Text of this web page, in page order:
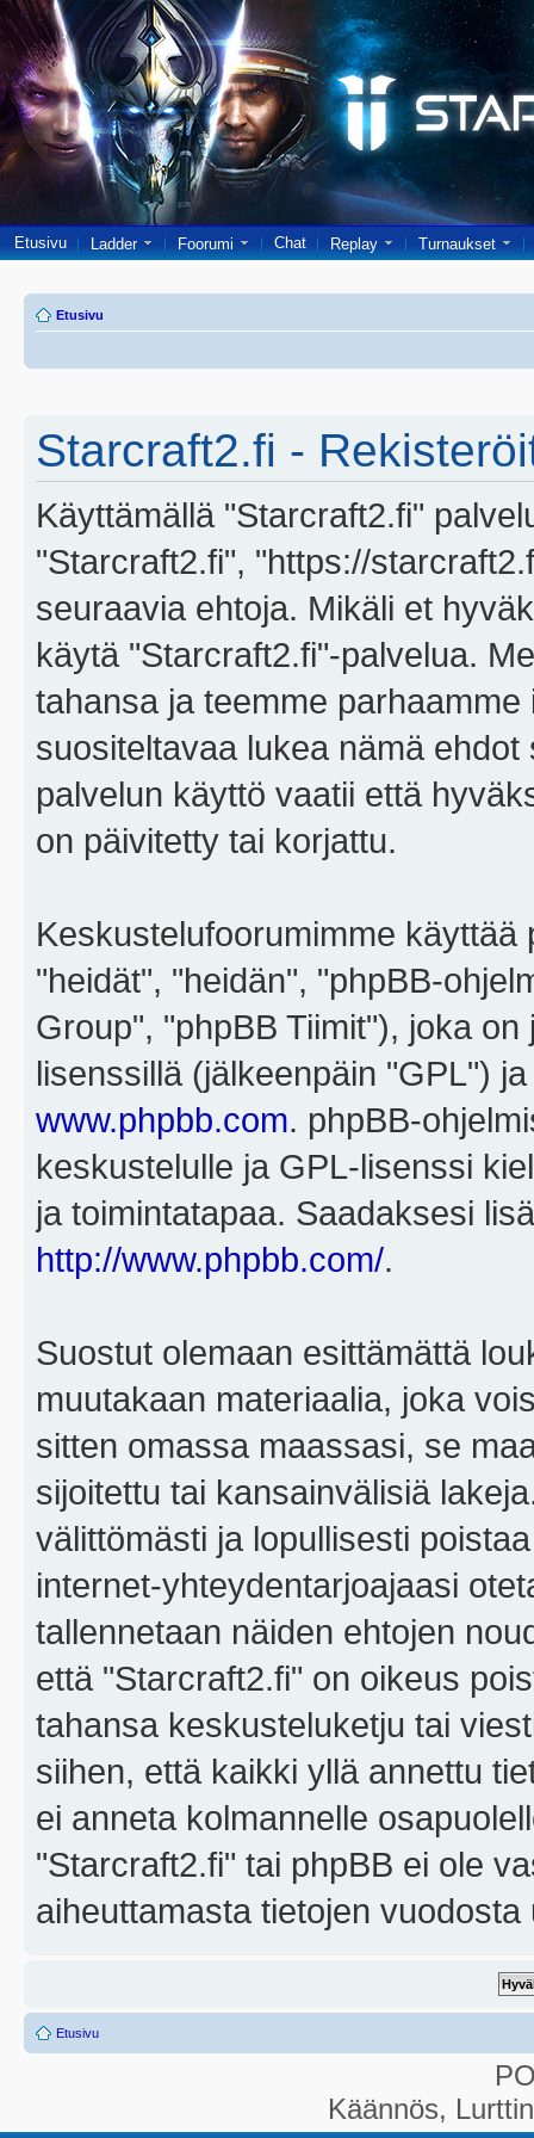
Etusivu Ladder Foorumi Chat Replay Turnaukset
Etusivu
Starcraft2.fi -
Käyttämällä "Starcraft2.fi"
"Starcraft2.fi", "https://
seuraavia ehtoja. Mikäli et
käytä "Starcraft2.fi"-palvelua.
tahansa ja teemme
suositeltavaa lukea nämä
palvelun käyttö vaatii että
on päivitetty tai korjattu.
Keskustelufoorumimme
"heidät", "heidän", "phpBB-
Group", "phpBB Tiimit"), joka on
lisenssillä (jälkeenpäin "GPL")
www.phpbb.com. phpBB-
keskustelulle ja GPL-lisenssi
ja toimintatapaa. Saadaksesi
http://www.phpbb.com/.
Suostut olemaan esittämättä
muutakaan materiaalia, joka
sitten omassa maassasi, se
sijoitettu tai kansainvälisiä
välittömästi ja lopullisesti
internet-yhteydentarjoajaasi
tallennetaan näiden ehtojen
että "Starcraft2.fi" on oikeus
tahansa keskusteluketju tai
siihen, että kaikki yllä annettu
ei anneta kolmannelle
"Starcraft2.fi" tai phpBB ei ole
aiheuttamasta tietojen
Etusivu
Käännös,